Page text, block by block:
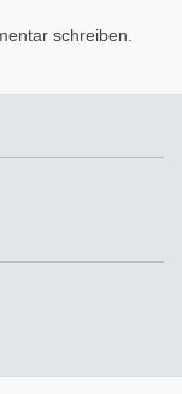
schreiben.